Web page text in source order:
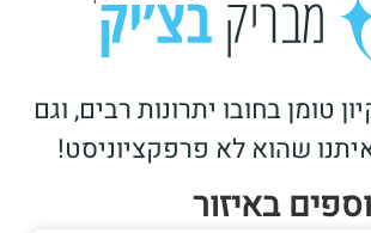
טומן בחובו יתרונות רבים, וגם
שהוא לא פרפקציוניסט!
באיזור